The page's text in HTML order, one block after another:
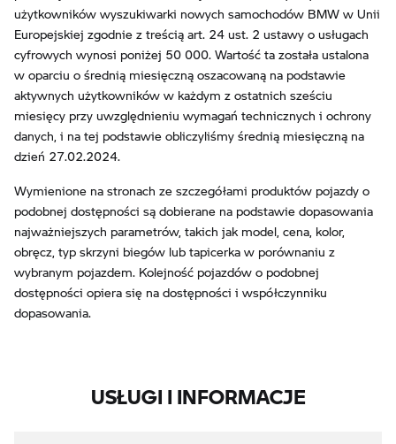
użytkowników wyszukiwarki nowych samochodów BMW w Unii
Europejskiej zgodnie z treścią art. 24 ust. 2 ustawy o usługach
cyfrowych wynosi poniżej 50 000. Wartość ta została ustalona
w oparciu o średnią miesięczną oszacowaną na podstawie
aktywnych użytkowników w każdym z ostatnich sześciu
miesięcy przy uwzględnieniu wymagań technicznych i ochrony
danych, i na tej podstawie obliczyliśmy średnią miesięczną na
dzień 27.02.2024.
Wymienione na stronach ze szczegółami produktów pojazdy o
podobnej dostępności są dobierane na podstawie dopasowania
najważniejszych parametrów, takich jak model, cena, kolor,
obręcz, typ skrzyni biegów lub tapicerka w porównaniu z
wybranym pojazdem. Kolejność pojazdów o podobnej
dostępności opiera się na dostępności i współczynniku
dopasowania.
USŁUGI I INFORMACJE